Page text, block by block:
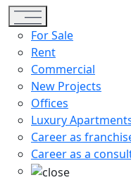
Toggle navigation
For Sale
Rent
Commercial
New Projects
Offices
Luxury
Career as
Career as a